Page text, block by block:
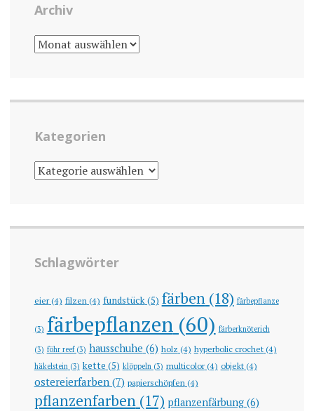
Archiv
ARCHIV
Kategorien
KATEGORIEN
Schlagwörter
eier(4) filzen (4) fundstück(5) färben (18) färbepflanze
(3) färbepflanzen (60) färberknöterich
(3) föhr reef(3) hausschuhe (6) holz (4) hyperbolic crochet(4)
häkelstein (3) kette (5) klöppeln (3) multicolor(4) objekt(4)
ostereierfarben(7) papierschöpfen (4)
pflanzenfarben (17) pflanzenfärbung(6)